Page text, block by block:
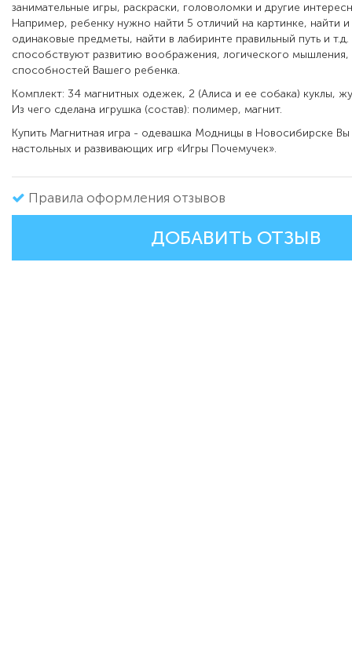
занимательные игры, раскраски, головоломки и другие
Например, ребенку нужно найти 5 отличий на картинке, найти
одинаковые предметы, найти в лабиринте правильный путь и т.д.
способствуют развитию воображения, логического мышления,
способностей Вашего ребенка.
Комплект: 34 магнитных одежек, 2 (Алиса и ее собака) куклы,
Из чего сделана игрушка (состав): полимер, магнит.
Купить Магнитная игра - одевашка Модницы в Новосибирске
настольных и развивающих игр «Игры Почемучек».
Правила оформления отзывов
ДОБАВИТЬ ОТЗЫВ